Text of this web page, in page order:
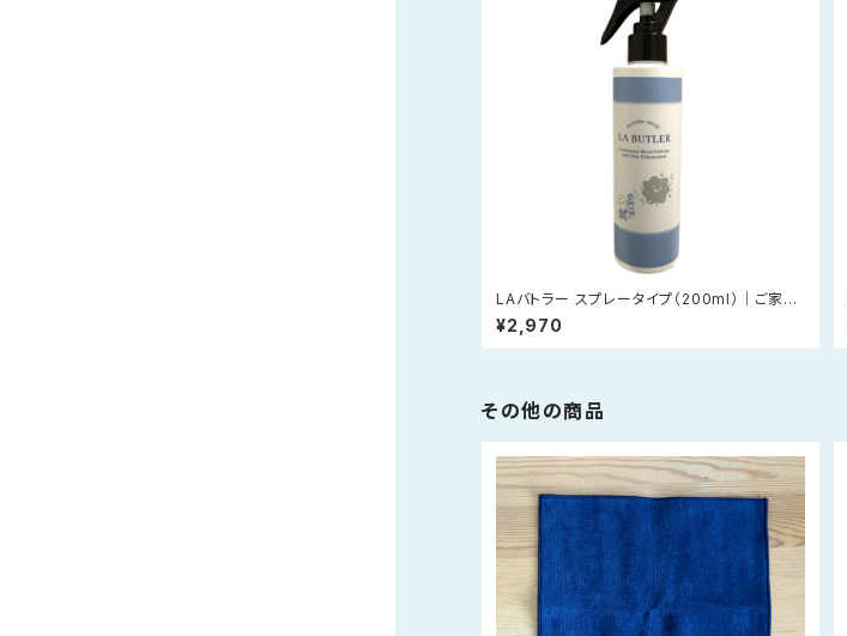
LAバトラー スプレータイプ（200ml）｜ご家庭
でしっかり使いたい方へ｜消臭・抗菌・防カビ、
アルコールフリー
¥2,970
その他の商品